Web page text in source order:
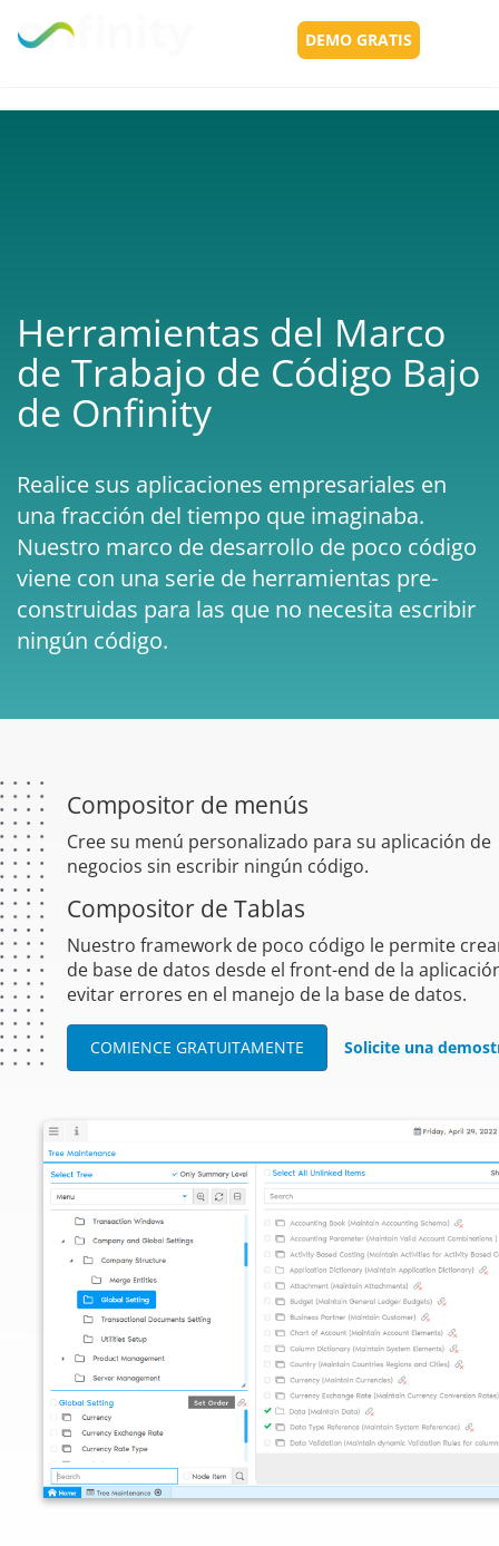
DEMO GRATIS
Herramientas del Marco
de Trabajo de Código Bajo
de Onfinity
Realice sus aplicaciones empresariales en
una fracción del tiempo que imaginaba.
Nuestro marco de desarrollo de poco código
viene con una serie de herramientas pre-
construidas para las que no necesita escribir
ningún código.
Compositor de menús
Cree su menú personalizado para su aplicación de
negocios sin escribir ningún código.
Compositor de Tablas
Nuestro framework de poco código le permite
de base de datos desde el front-end de la
evitar errores en el manejo de la base de datos.
COMIENCE GRATUITAMENTE Solicite una